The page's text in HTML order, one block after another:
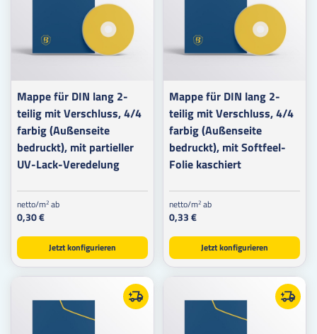
Mappe für DIN lang 2-
teilig mit Verschluss, 4/4
farbig (Außenseite
bedruckt), mit partieller
UV-Lack-Veredelung
netto/m2 ab
0,30 €
Jetzt konfigurieren
Mappe für DIN lang 2-
teilig mit Verschluss, 4/4
farbig (Außenseite
bedruckt), mit Softfeel-
Folie kaschiert
netto/m2 ab
0,33 €
Jetzt konfigurieren